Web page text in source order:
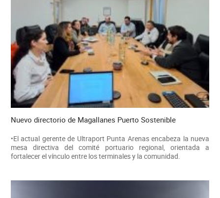
Nuevo directorio de Magallanes Puerto Sostenible
•El actual gerente de Ultraport Punta Arenas encabeza la nueva
mesa directiva del comité portuario regional, orientada a
fortalecer el vínculo entre los terminales y la comunidad.